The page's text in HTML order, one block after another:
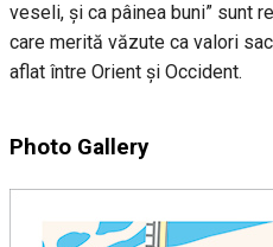
veseli, și ca pâinea buni” sunt
care merită văzute ca valori
aflat între Orient și Occident.
Photo Gallery